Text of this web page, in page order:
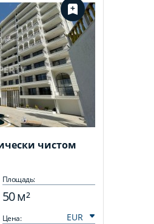
чистом
Площадь:
50 м²
Цена: